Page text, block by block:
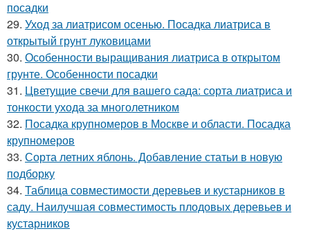
посадки
29. Уход за лиатрисом осенью. Посадка лиатриса в
открытый грунт луковицами
30. Особенности выращивания лиатриса в открытом
грунте. Особенности посадки
31. Цветущие свечи для вашего сада: сорта лиатриса и
тонкости ухода за многолетником
32. Посадка крупномеров в Москве и области. Посадка
крупномеров
33. Сорта летних яблонь. Добавление статьи в новую
подборку
34. Таблица совместимости деревьев и кустарников в
саду. Наилучшая совместимость плодовых деревьев и
кустарников